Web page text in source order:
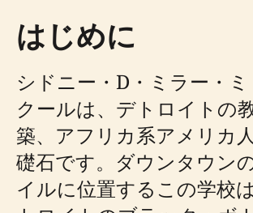
はじめに
シドニー・D・ミラー・
クールは、デトロイトの
築、アフリカ系アメリカ
礎石です。ダウンタウン
イルに位置するこの学校